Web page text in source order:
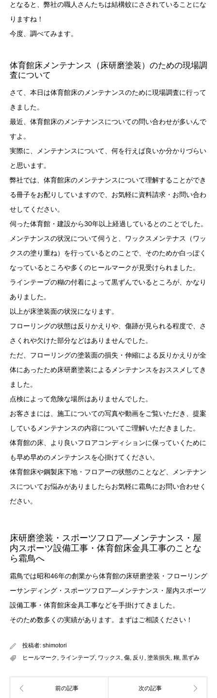
となると、弊社の職人さんたちは結構蚊にさされていることにな
りますね！
今度、調べてみます。
体育館床メンテナンス（床研磨塗装）のための現場調
査について
さて、本日は体育館床のメンテナンスのために現場調査に行って
きました。
最近、体育館床のメンテナンスについての問い合わせが多いんで
すよ。
実際に、メンテナンスについて、何を行えば良いか分かりづらい
と思います。
弊社では、体育館床のメンテナンスについて理解することができ
る冊子をお配りしていますので、お気軽に資料請求・お問い合わ
せしてください。
伺った体育館・建設から30年以上経過しているとのことでした。
メンテナンスの状況について伺うと、ワックスメンテナス（ワッ
クスの塗り重ね）を行っているとのことで、そのためか白っぽく
なっているところや多くのヒールマークが見受けられました。
ラインテープの糊の付着によって黒ずんでいるところが、かなり
ありました。
以上が床塗装面の状況になります。
フローリングの状態は反りかえりや、傷跡が見られる程度で、さ
さくれや欠けた部分などはありませんでした。
ただ、フローリングの塗装面の損失・伸縮による反りかえりが全
体にあったため床研磨塗装によるメンテナンスをおススメしてき
ました。
点検によって危険な場所はありませんでした。
お客さまには、施工についての写真や動画をご覧いただき、提案
しているメンテナンスの内容についてご理解いただきました。
体育館の床、より良いフロアコンディションに保っていくために
も早め早めのメンテナンスを心掛けてください。
体育館床や鋼製床下地・フロアーの状態のことなど、メンテナン
スについてお悩みがありましたらお気軽に霜鳥にお問い合わせく
ださい。
床研磨塗装・スポーツフロア―メンテナンス・屋
内スポーツ設備工事・体育館床金具工事のことな
ら霜鳥へ
霜鳥では昭和46年の創業から体育館の床研磨塗装・フローリング
ーサンディング・スポーツフロア―メンテナンス・屋内スポーツ
設備工事・体育館床金具工事などを手掛けてきました。
そのため数多くの実績があります。まずはご相談ください！
投稿者: shimotori
ヒールマーク
ラインテープ, ワックス 傷 反り 塗装損失 糊 黒ずみ